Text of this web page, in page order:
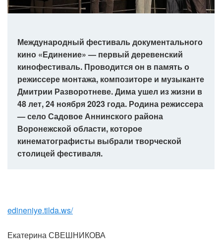
Международный фестиваль документального
кино «Единение» — первый деревенский
кинофестиваль. Проводится он в память о
режиссере монтажа, композиторе и музыканте
Дмитрии Разворотневе. Дима ушел из жизни в
48 лет, 24 ноября 2023 года. Родина режиссера
— село Садовое Аннинского района
Воронежской области, которое
кинематографисты выбрали творческой
столицей фестиваля.
edineniye.tilda.ws/
Екатерина СВЕШНИКОВА